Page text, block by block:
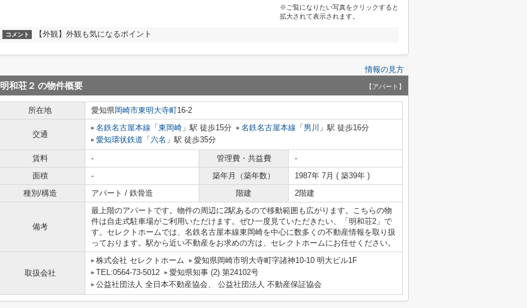
※ご覧になりたい写真をクリックすると
拡大されて表示されます。
コメント 【外観】外観も気になるポイント
情報の見方
明和荘２ の物件概要 【アパート】
所在地 愛知県岡崎市東明大寺町16-2
交通
名鉄名古屋本線 「 東岡崎 」駅 徒歩15分 名鉄名古屋本線 「 男川 」駅 徒歩16分
愛知環状鉄道 「 六名 」駅 徒歩35分
賃料 - 管理費・共益費
-
面積
- 築年月（築年数）
1987年 7月 ( 築39年 )
種別/構造
アパート / 鉄骨造 階建 2階建
備考
最上階のアパートです。物件の周辺に2駅あるので移動範囲も広がります。こちらの物
件は自走式駐車場がご利用いただけます。ぜひ一度見ていただきたい、「明和荘2」で
す。セレクトホームでは、名鉄名古屋本線東岡崎を中心に数多くの不動産情報を取り扱
っております。駅から近い不動産をお求めの方は、セレクトホームにお任せください。
取扱会社
株式会社 セレクトホーム
愛知県岡崎市明大寺町字諸神10-10 明大ビル1F
TEL:0564-73-5012
愛知県知事 (2) 第24102号
公益社団法人 全日本不動産協会、 公益社団法人 不動産保証協会